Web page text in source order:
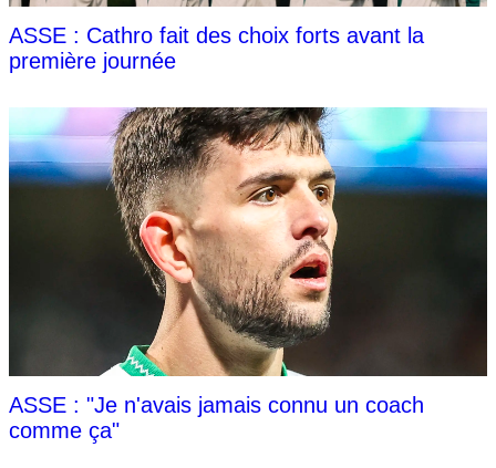
ASSE : Cathro fait des choix forts avant la
première journée
ASSE : "Je n'avais jamais connu un coach
comme ça"